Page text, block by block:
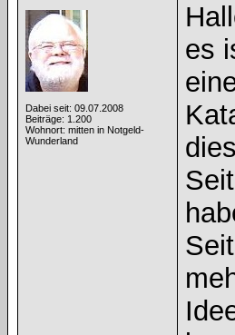
Dabei seit: 09.07.2008
Beiträge: 1.200
Wohnort: mitten in Notgeld-
Wunderland
es